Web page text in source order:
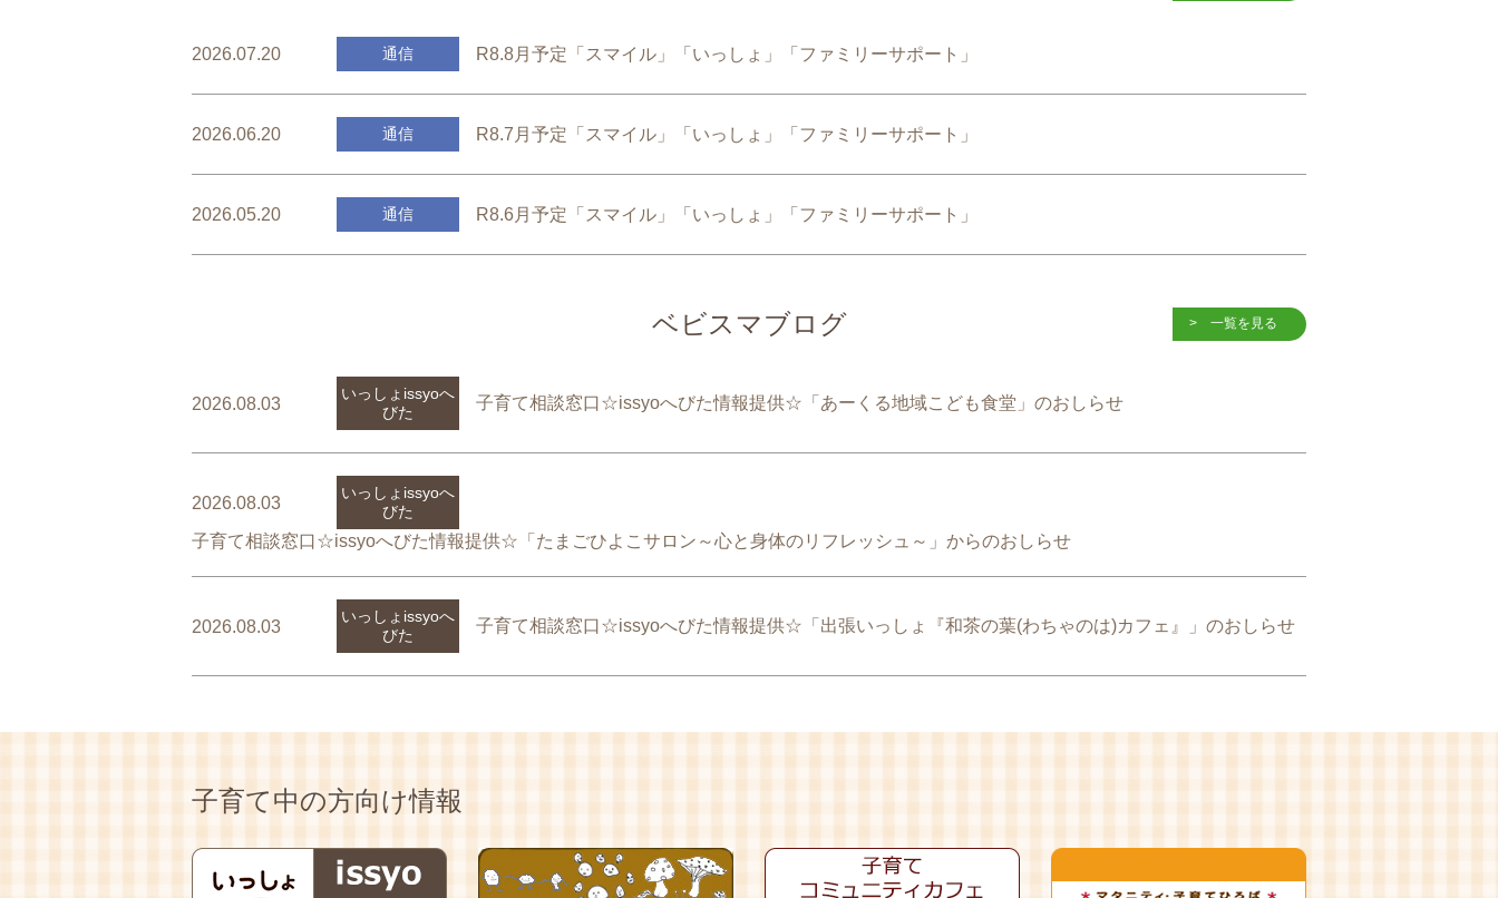
2026.07.20 通信 R8.8月予定「スマイル」「いっしょ」「ファミリーサポート」
2026.06.20 通信 R8.7月予定「スマイル」「いっしょ」「ファミリーサポート」
2026.05.20 通信 R8.6月予定「スマイル」「いっしょ」「ファミリーサポート」
ベビスマブログ
2026.08.03
いっしょissyoへ
びた
子育て相談窓口☆issyoへびた情報提供☆「あーくる地域こども食堂」のおしらせ
2026.08.03
いっしょissyoへ
びた
子育て相談窓口☆issyoへびた情報提供☆「たまごひよこサロン～心と身体のリフレッシュ～」からのおしらせ
2026.08.03
いっしょissyoへ
びた
子育て相談窓口☆issyoへびた情報提供☆「出張いっしょ『和茶の葉(わちゃのは)カフェ』」のおしらせ
一覧を見る
子育て中の方向け情報